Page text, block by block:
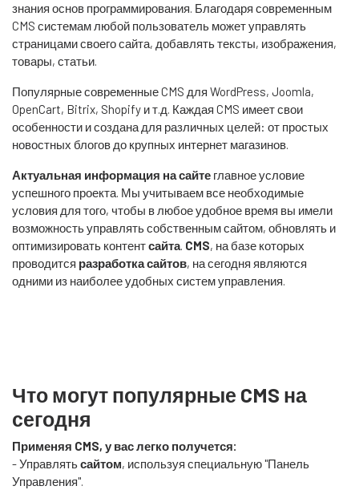
знания основ программирования. Благодаря современным
CMS системам любой пользователь может управлять
страницами своего сайта, добавлять тексты, изображения,
товары, статьи.
Популярные современные CMS для WordPress, Joomla,
OpenCart, Bitrix, Shopify и т.д. Каждая CMS имеет свои
особенности и создана для различных целей: от простых
новостных блогов до крупных интернет магазинов.
Актуальная информация на сайте главное условие
успешного проекта. Мы учитываем все необходимые
условия для того, чтобы в любое удобное время вы имели
возможность управлять собственным сайтом, обновлять и
оптимизировать контентсайта. CMS, на базе которых
проводится разработка сайтов, на сегодня являются
одними из наиболее удобных систем управления.
Что могут популярные CMS на
сегодня
Применяя CMS, у вас легко получется:
- Управлятьсайтом, используя специальную "Панель
Управления".